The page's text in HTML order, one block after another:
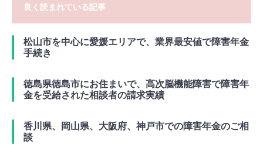
良く読まれている記事
松山市を中心に愛媛エリアで、業界最安値で障害年金
手続き
徳島県徳島市にお住まいで、高次脳機能障害で障害年
金を受給された相談者の請求実績
香川県、岡山県、大阪府、神戸市での障害年金のご相
談